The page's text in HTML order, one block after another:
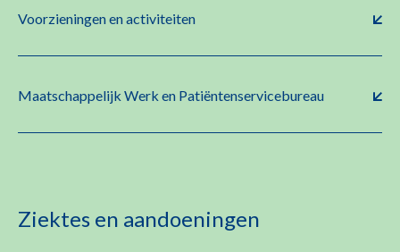
Voorzieningen en activiteiten
Maatschappelijk Werk en Patiëntenservicebureau
Ziektes en aandoeningen